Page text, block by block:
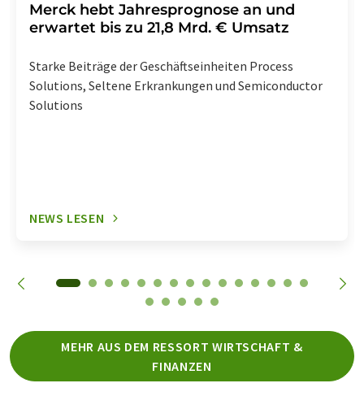
Merck hebt Jahresprognose an und
erwartet bis zu 21,8 Mrd. € Umsatz
Starke Beiträge der Geschäftseinheiten Process
Solutions, Seltene Erkrankungen und Semiconductor
Solutions
NEWS LESEN
MEHR AUS DEM RESSORT WIRTSCHAFT &
FINANZEN